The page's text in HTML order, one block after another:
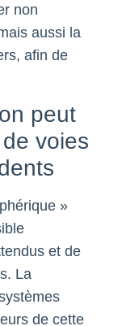
non
aussi la
afin de
peut
voies
»
et de
La
de cette